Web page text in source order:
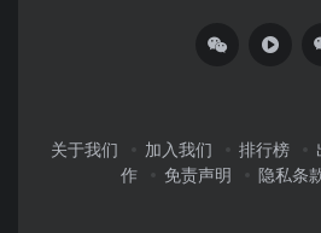
关于我们 加入我们 排行榜
作
免责声明 隐私条